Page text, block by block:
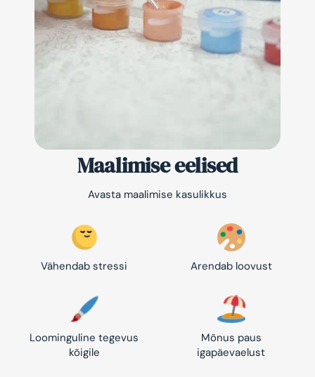
Maalimise eelised
Avasta maalimise kasulikkus
Vähendab stressi Arendab loovust
Loominguline tegevus
kõigile
Mõnus paus
igapäevaelust